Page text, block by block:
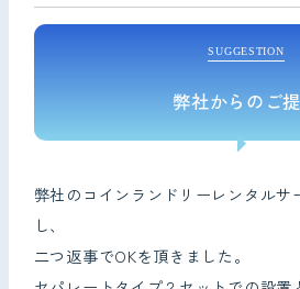
SUGGESTION
弊社からのご
弊社のコインランドリーレンタルサ
し、
二つ返事でOKを頂きました。